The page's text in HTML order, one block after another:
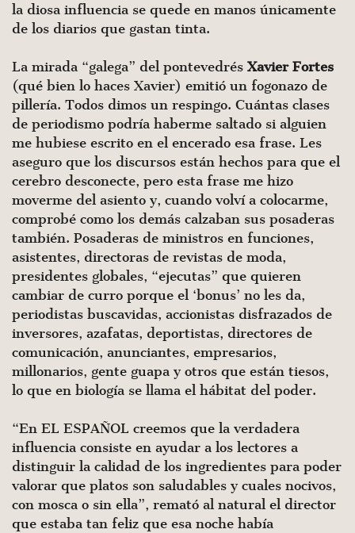
la diosa influencia se quede en manos únicamente
de los diarios que gastan tinta.
La mirada “galega” del pontevedrés Xavier Fortes
(qué bien lo haces Xavier) emitió un fogonazo de
pillería. Todos dimos un respingo. Cuántas clases
de periodismo podría haberme saltado si alguien
me hubiese escrito en el encerado esa frase. Les
aseguro que los discursos están hechos para que el
cerebro desconecte, pero esta frase me hizo
moverme del asiento y, cuando volví a colocarme,
comprobé como los demás calzaban sus posaderas
también. Posaderas de ministros en funciones,
asistentes, directoras de revistas de moda,
presidentes globales, “ejecutas” que quieren
cambiar de curro porque el ‘bonus’ no les da,
periodistas buscavidas, accionistas disfrazados de
inversores, azafatas, deportistas, directores de
comunicación, anunciantes, empresarios,
millonarios, gente guapa y otros que están tiesos,
lo que en biología se llama el hábitat del poder.
“En EL ESPAÑOL creemos que la verdadera
influencia consiste en ayudar a los lectores a
distinguir la calidad de los ingredientes para poder
valorar que platos son saludables y cuales nocivos,
con mosca o sin ella”, remató al natural el director
que estaba tan feliz que esa noche había